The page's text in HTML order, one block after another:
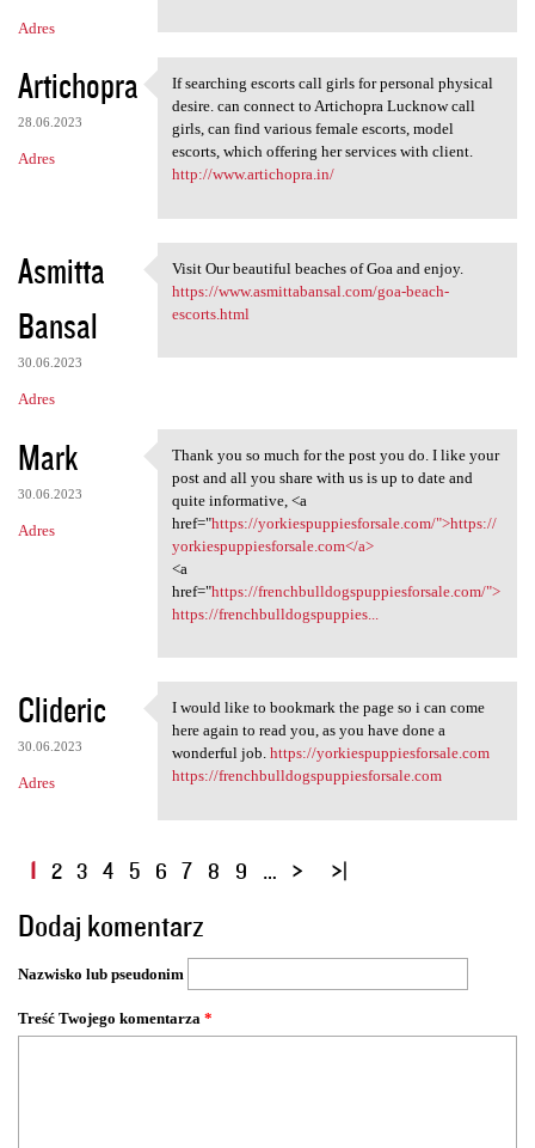
Adres
Artichopra
28.06.2023
Adres
If searching escorts call
If searching escorts call girls for personal physical
desire. can connect to Artichopra Lucknow call
girls, can find various female escorts, model
escorts, which offering her services with client.
http://www.artichopra.in/
Asmitta
Bansal
30.06.2023
Adres
Visit Our beautiful beaches
Visit Our beautiful beaches of Goa and enjoy.
https://www.asmittabansal.com/goa-beach-
escorts.html
Mark
30.06.2023
Adres
Thank you so much for the
Thank you so much for the post you do. I like your
post and all you share with us is up to date and
quite informative, <a
href="https://yorkiespuppiesforsale.com/">https://
yorkiespuppiesforsale.com</a>
<a
href="https://frenchbulldogspuppiesforsale.com/">
https://frenchbulldogspuppies...
Clideric
30.06.2023
Adres
I would like to bookmark the
I would like to bookmark the page so i can come
here again to read you, as you have done a
wonderful job. https://yorkiespuppiesforsale.com
https://frenchbulldogspuppiesforsale.com
S
r
o
n
y
1 2 3 4 5 6 7 8 9 …
Dodaj komentarz
Nazwisko lub pseudonim
Treść Twojego komentarza *